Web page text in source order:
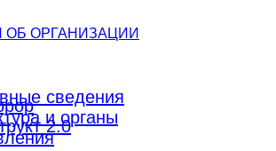
ОБ ОРГАНИЗАЦИИ
сведения
и органы
2.0